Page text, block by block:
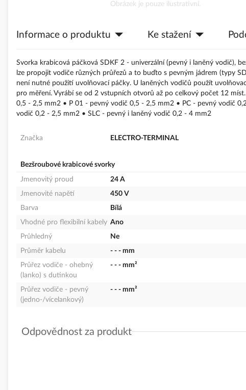
galerie
Obrázek je pouze ilustrativní.
Informace o produktu Ke stažení
Svorka krabicová páčková SDKF 2 - univerzální (pevný i laněný vodič),
lze propojit vodiče různých průřezů a to buďto s pevným jádrem (typy
není nutné použití uvolňovací páčky. U laněných vodičů použít
pro měření. Vyrábí se od 2 vstupních otvorů až po celkový počet 12
0,5 - 2,5 mm2 • P 01 - pevný vodič 0,5 - 2,5 mm2 • PC - pevný vodič
vodič 0,2 - 2,5 mm2 • SLC - pevný i laněný vodič 0,2 - 4 mm2
Značka ELECTRO-TERMINAL
Bezšroubové krabicové svorky
Jmenovitý proud
24 A
Jmenovité napětí
450 V
Barva
Bílá
Vhodné pro flexibilní kabely Ano
Průhledný
Ne
Průměr kabelu
- - - mm
Průřez vodiče - ohebný
(lanko) s dutinkou
- - - mm²
Průřez vodiče - pevný
(jedno-/vícelankový)
- - - mm²
GPSR Details
Odpovědnost za produkt